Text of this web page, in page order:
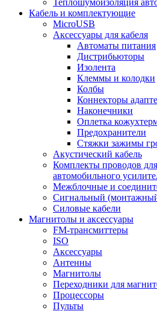
Теплошумоизоляция
Кабель и комплектующие
MicroUSB
Аксессуары для кабеля
Автоматы питания
Дистрибьюторы
Изолента
Клеммы и колодки
Колбы
Коннекторы
Наконечники
Оплетка
Предохранители
Стяжки зажимы
Акустический кабель
Комплекты проводов
автомобильного
Межблочные и
Сигнальный
Силовые кабели
Магнитолы и аксессуары
FM-трансмиттеры
ISO
Аксессуары
Антенны
Магнитолы
Переходники для
Процессоры
Пульты